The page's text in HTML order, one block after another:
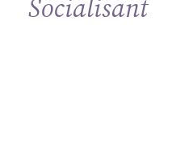
Socialisant